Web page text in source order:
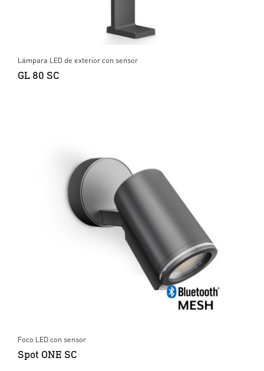
Lámpara LED de exterior con sensor
GL 80 SC
Foco LED con sensor
Spot ONE SC